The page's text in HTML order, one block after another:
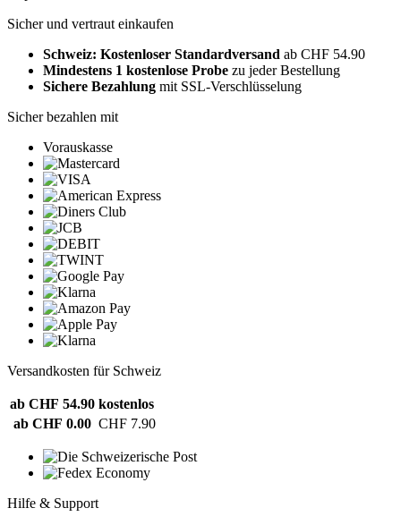
Sicher und vertraut einkaufen
Schweiz: Kostenloser Standardversand ab CHF 54.90
Mindestens 1 kostenlose Probe zu jeder Bestellung
Sichere Bezahlung mit SSL-Verschlüsselung
Sicher bezahlen mit
Vorauskasse
Versandkosten für Schweiz
ab CHF 54.90 kostenlos
ab CHF 0.00 CHF 7.90
Hilfe & Support